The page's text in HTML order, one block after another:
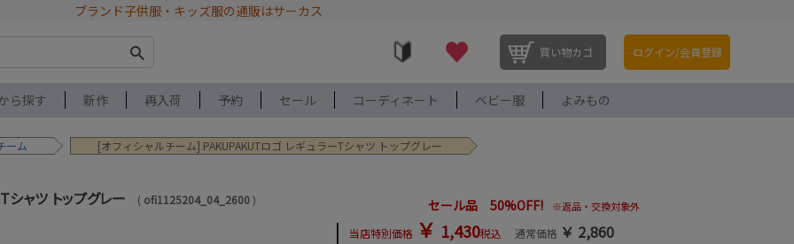
ブランド子供服・キッズ服の通販はサーカス
買い物カゴ ログイン/会員登録
ら探す 新作 再入荷 予約 セール コーディネート ベビー服 よみもの
ーム [オフィシャルチーム] PAKUPAKUTロゴ レギュラーTシャツ トップグレー
ャツ トップグレー ofi1125204_04_2600 セール品 50%OFF! ※返品・交換対象外
当店特別価格 ￥ 1,430税込 通常価格 ￥ 2,860